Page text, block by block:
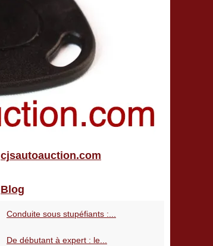
cjsautoauction.com
Blog
Conduite sous stupéfiants :...
De débutant à expert : le...